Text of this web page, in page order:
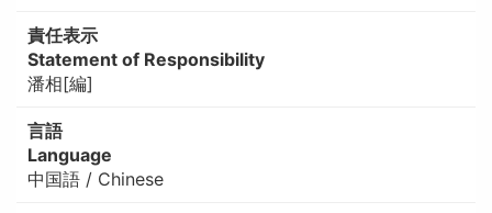
責任表示
Statement of Responsibility
潘相[編]
言語
Language
中国語 / Chinese